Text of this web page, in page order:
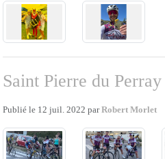
Saint Pierre du
Publié le 12 juil. 2022 parRobert Morlet